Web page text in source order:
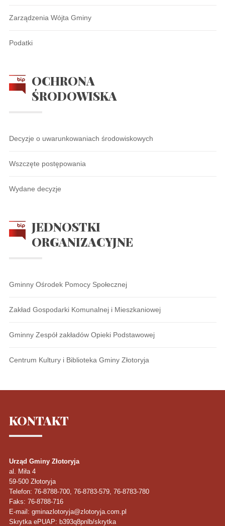
Zarządzenia Wójta Gminy
Podatki
OCHRONA
ŚRODOWISKA
Decyzje o uwarunkowaniach środowiskowych
Wszczęte postępowania
Wydane decyzje
JEDNOSTKI
ORGANIZACYJNE
Gminny Ośrodek Pomocy Społecznej
Zakład Gospodarki Komunalnej i Mieszkaniowej
Gminny Zespół zakładów Opieki Podstawowej
Centrum Kultury i Biblioteka Gminy Złotoryja
KONTAKT
Urząd Gminy Złotoryja
al. Miła 4
59-500 Złotoryja
Telefon: 76-8788-700, 76-8783-579, 76-8783-780
Faks: 76-8788-716
E-mail: gminazlotoryja@zlotoryja.com.pl
Skrytka ePUAP: b393q8pnlb/skrytka